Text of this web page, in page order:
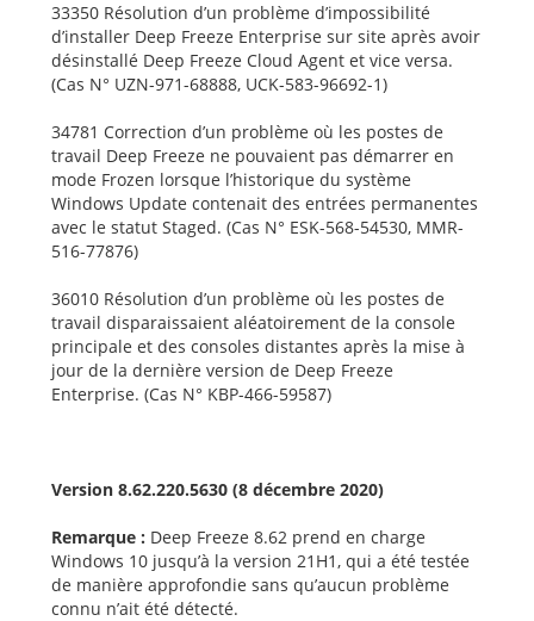
33350 Résolution d’un problème d’impossibilité
d’installer Deep Freeze Enterprise sur site après avoir
désinstallé Deep Freeze Cloud Agent et vice versa.
(Cas N° UZN-971-68888, UCK-583-96692-1)
34781 Correction d’un problème où les postes de
travail Deep Freeze ne pouvaient pas démarrer en
mode Frozen lorsque l’historique du système
Windows Update contenait des entrées permanentes
avec le statut Staged. (Cas N° ESK-568-54530, MMR-
516-77876)
36010 Résolution d’un problème où les postes de
travail disparaissaient aléatoirement de la console
principale et des consoles distantes après la mise à
jour de la dernière version de Deep Freeze
Enterprise. (Cas N° KBP-466-59587)
Version 8.62.220.5630 (8 décembre 2020)
Remarque : Deep Freeze 8.62 prend en charge
Windows 10 jusqu’à la version 21H1, qui a été testée
de manière approfondie sans qu’aucun problème
connu n’ait été détecté.